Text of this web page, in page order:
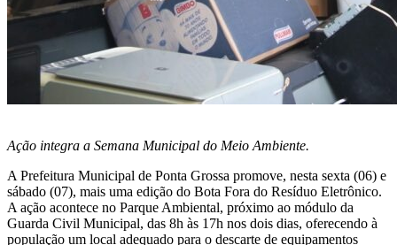
Ação integra a Semana Municipal do Meio Ambiente.
A Prefeitura Municipal de Ponta Grossa promove, nesta sexta (06) e
sábado (07), mais uma edição do Bota Fora do Resíduo Eletrônico.
A ação acontece no Parque Ambiental, próximo ao módulo da
Guarda Civil Municipal, das 8h às 17h nos dois dias, oferecendo à
população um local adequado para o descarte de equipamentos